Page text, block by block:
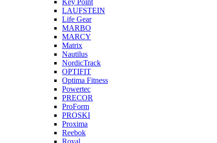
Key Point
LAUFSTEIN
Life Gear
MARBO
MARCY
Matrix
Nautilus
NordicTrack
OPTIFIT
Optima Fitness
Powertec
PRECOR
ProForm
PROSKI
Proxima
Reebok
Royal